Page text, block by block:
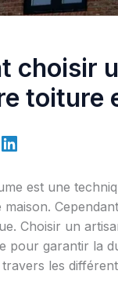
choisir
toiture
est une
Choisir un
pour garantir la
les